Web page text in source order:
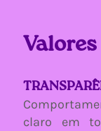
Valores
claro em